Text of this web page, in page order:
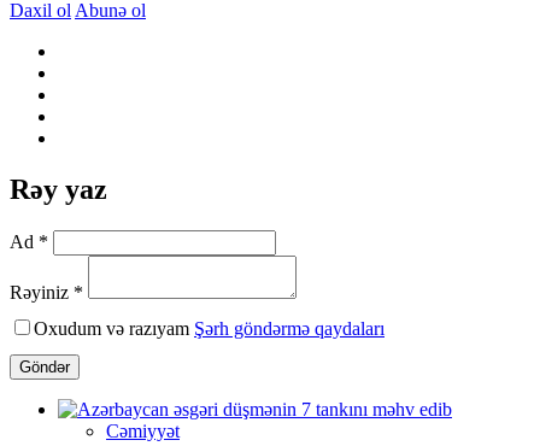
Daxil ol Abunə ol
Rəy yaz
Ad *
Rəyiniz *
Oxudum və razıyam Şərh göndərmə qaydaları
Göndər
Cəmiyyət